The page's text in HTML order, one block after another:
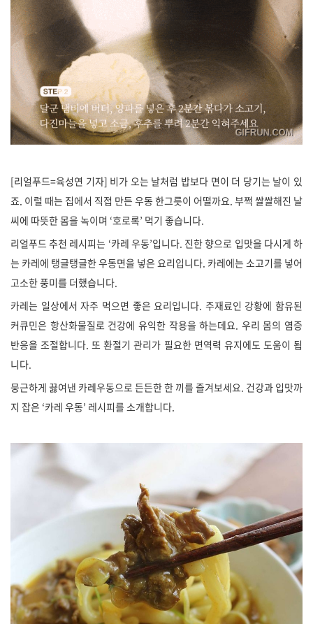
[리얼푸드=육성연 기자] 비가 오는 날처럼 밥보다 면이 더 당기는 날이 있
죠. 이럴 때는 집에서 직접 만든 우동 한그릇이 어떨까요. 부쩍 쌀쌀해진 날
씨에 따뜻한 몸을 녹이며 ‘호로록’ 먹기 좋습니다.
리얼푸드 추천 레시피는 ‘카레 우동’입니다. 진한 향으로 입맛을 다시게 하
는 카레에 탱글탱글한 우동면을 넣은 요리입니다. 카레에는 소고기를 넣어
고소한 풍미를 더했습니다.
카레는 일상에서 자주 먹으면 좋은 요리입니다. 주재료인 강황에 함유된
커큐민은 항산화물질로 건강에 유익한 작용을 하는데요. 우리 몸의 염증
반응을 조절합니다. 또 환절기 관리가 필요한 면역력 유지에도 도움이 됩
니다.
뭉근하게 끓여낸 카레우동으로 든든한 한 끼를 즐겨보세요. 건강과 입맛까
지 잡은 ‘카레 우동’ 레시피를 소개합니다.